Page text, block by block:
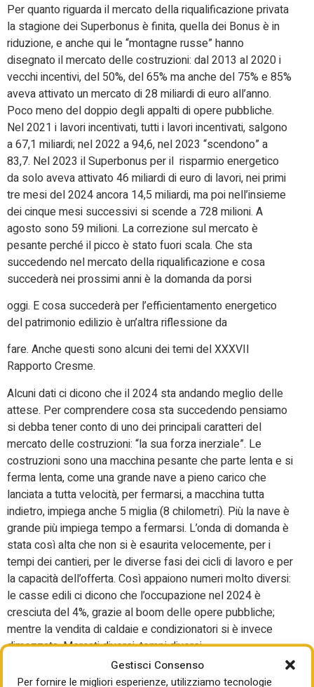
Gestisci Consenso
Per fornire le migliori esperienze, utilizziamo tecnologie
Per quanto riguarda il mercato della riqualificazione privata
la stagione dei Superbonus è finita, quella dei Bonus è in
riduzione, e anche qui le “montagne russe” hanno
disegnato il mercato delle costruzioni: dal 2013 al 2020 i
vecchi incentivi, del 50%, del 65% ma anche del 75% e 85%
aveva attivato un mercato di 28 miliardi di euro all’anno.
Poco meno del doppio degli appalti di opere pubbliche.
Nel 2021 i lavori incentivati, tutti i lavori incentivati, salgono
a 67,1 miliardi; nel 2022 a 94,6, nel 2023 “scendono” a
83,7. Nel 2023 il Superbonus per il risparmio energetico
da solo aveva attivato 46 miliardi di euro di lavori, nei primi
tre mesi del 2024 ancora 14,5 miliardi, ma poi nell’insieme
dei cinque mesi successivi si scende a 728 milioni. A
agosto sono 59 milioni. La correzione sul mercato è
pesante perché il picco è stato fuori scala. Che sta
succedendo nel mercato della riqualificazione e cosa
succederà nei prossimi anni è la domanda da porsi
oggi. E cosa succederà per l’efficientamento energetico
del patrimonio edilizio è un’altra riflessione da
fare. Anche questi sono alcuni dei temi del XXXVII
Rapporto Cresme.
Alcuni dati ci dicono che il 2024 sta andando meglio delle
attese. Per comprendere cosa sta succedendo pensiamo
si debba tener conto di uno dei principali caratteri del
mercato delle costruzioni: “la sua forza inerziale”. Le
costruzioni sono una macchina pesante che parte lenta e si
ferma lenta, come una grande nave a pieno carico che
lanciata a tutta velocità, per fermarsi, a macchina tutta
indietro, impiega anche 5 miglia (8 chilometri). Più la nave è
grande più impiega tempo a fermarsi. L’onda di domanda è
stata così alta che non si è esaurita velocemente, per i
tempi dei cantieri, per le diverse fasi dei cicli di lavoro e per
la capacità dell’offerta. Così appaiono numeri molto diversi:
le casse edili ci dicono che l’occupazione nel 2024 è
cresciuta del 4%, grazie al boom delle opere pubbliche;
mentre la vendita di caldaie e condizionatori si è invece
dimezzata. Mercati diversi, tempi diversi.
Possiamo dire che l’attività di riqualificazione è già entrata